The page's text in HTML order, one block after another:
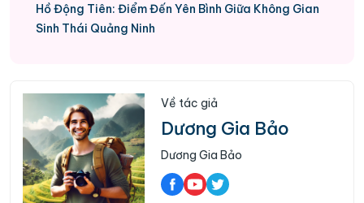
Hồ Động Tiên: Điểm Đến Yên Bình Giữa Không Gian
Sinh Thái Quảng Ninh
Về tác giả
Dương Gia Bảo
Dương Gia Bảo